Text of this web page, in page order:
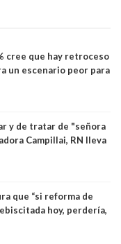
cree que hay retroceso
un escenario peor para
y de tratar de "señora
Campillai, RN lleva
que “si reforma de
hoy, perdería,
sería una victoria de la